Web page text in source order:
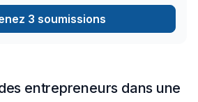
3 soumissions
entrepreneurs dans une